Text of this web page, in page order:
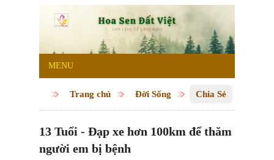
MENU
Trang chủ Đời Sống Chia Sẻ
13 Tuổi - Đạp xe hơn 100km để thăm
người em bị bệnh